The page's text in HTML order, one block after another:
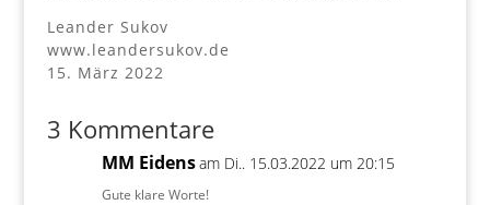
Leander Sukov
www.leandersukov.de
15. März 2022
3 Kommentare
MM Eidensam Di.. 15.03.2022 um 20:15
Gute klare Worte!